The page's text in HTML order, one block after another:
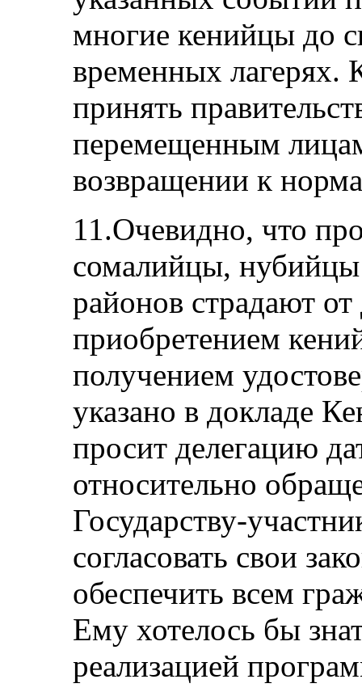
многие кенийцы до
временных лагерях.
принять
перемещенным
возвращении к
11.Очевидно, что
сомалийцы,
районов страдают
приобретением
получением
указано в докладе
просит делегацию
относительно
Государству-
согласовать свои
обеспечить всем
Ему хотелось бы
реализацией